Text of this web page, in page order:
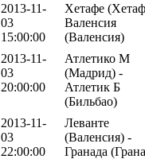
2013-11-
03
15:00:00
Хетафе
Валенсия
(Валенсия)
2013-11-
03
20:00:00
Атлетико М
(Мадрид) -
Атлетик Б
(Бильбао)
2013-11-
03
22:00:00
Леванте
(Валенсия) -
Гранада